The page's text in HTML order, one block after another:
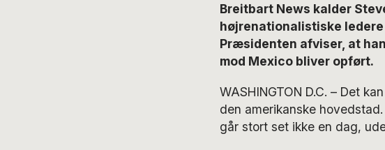
Breitbart News kalder
højrenationalistiske
Præsidenten afviser, at
mod Mexico bliver opført.
WASHINGTON D.C. – Det
den amerikanske
går stort set ikke en dag,